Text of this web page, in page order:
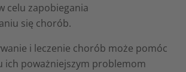
celu zapobiegania
się chorób.
i leczenie chorób może pomóc
ich poważniejszym problemom